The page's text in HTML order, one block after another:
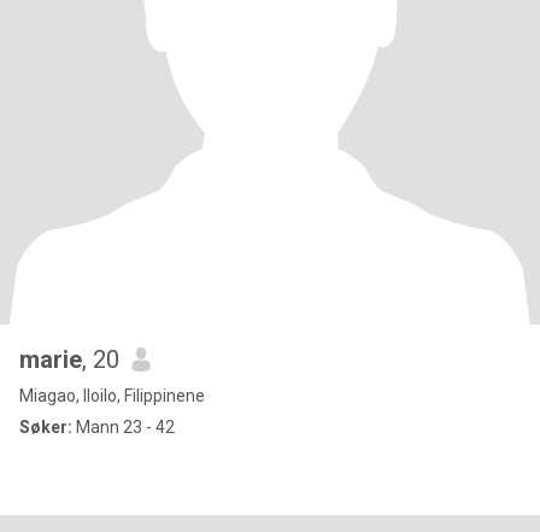
marie, 20
Miagao, Iloilo, Filippinene
Søker: Mann 23 - 42